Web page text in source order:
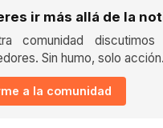
ir más allá de la
comunidad
Sin humo, solo acción.
a la comunidad